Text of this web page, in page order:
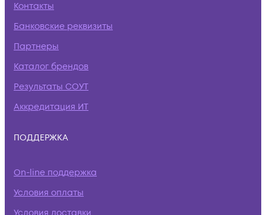
Контакты
Банковские реквизиты
Партнеры
Каталог брендов
Результаты СОУТ
Аккредитация ИТ
ПОДДЕРЖКА
On-line поддержка
Условия оплаты